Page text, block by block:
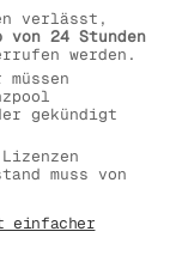
verlässt,
von 24 Stunden
werden.
gekündigt
muss von
einfacher